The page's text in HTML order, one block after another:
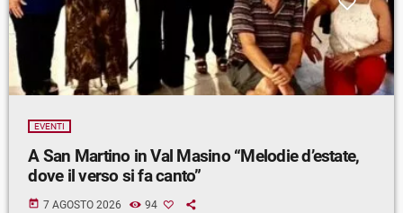
EVENTI
A San Martino in Val Masino “Melodie d’estate,
dove il verso si fa canto”
today 7 AGOSTO 2026 94